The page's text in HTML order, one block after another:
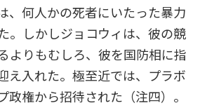
、何人かの死者にいたった暴力
。しかしジョコウィは、彼の競
よりもむしろ、彼を国防相に指
え入れた。極至近では、プラボ
政権から招待された（注四）。